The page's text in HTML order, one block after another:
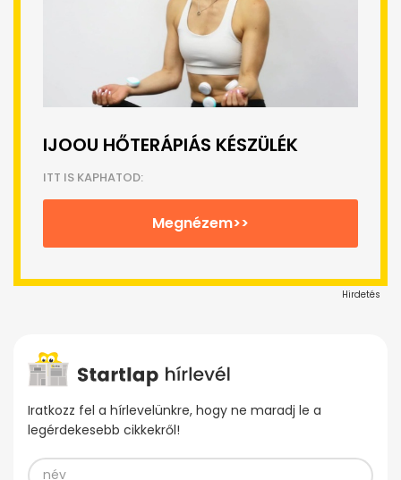
IJOOU HŐTERÁPIÁS KÉSZÜLÉK
ITT IS KAPHATOD:
Megnézem>>
Hirdetés
Iratkozz fel a hírlevelünkre, hogy ne maradj le a
legérdekesebb cikkekről!